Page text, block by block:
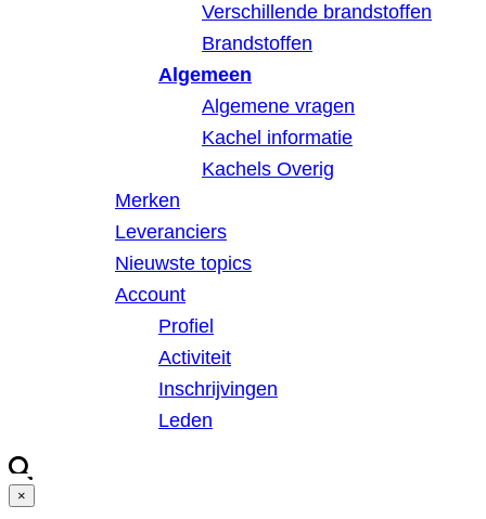
Verschillende brandstoffen
Brandstoffen
Algemeen
Algemene vragen
Kachel informatie
Kachels Overig
Merken
Leveranciers
Nieuwste topics
Account
Profiel
Activiteit
Inschrijvingen
Leden
×